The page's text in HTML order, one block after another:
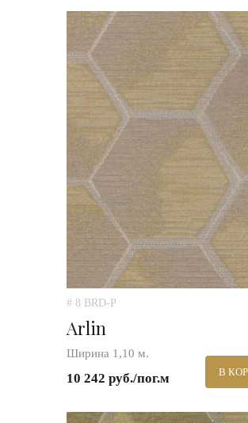
# 8 BRD-P
Arlin
Ширина 1,10 м.
10 242 руб./пог.м В